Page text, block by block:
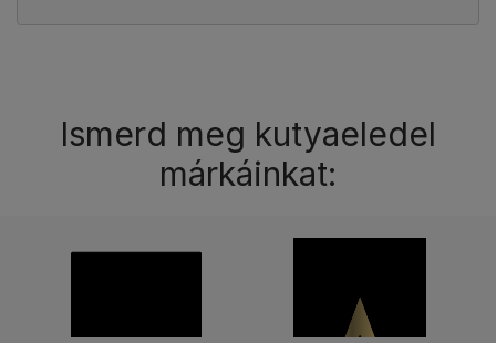
Ismerd meg kutyaeledel
márkáinkat: